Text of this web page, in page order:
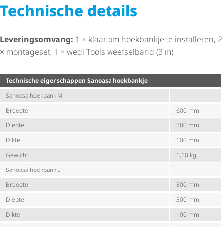
Technische details
Leve­rings­om­vang: 1 × klaar om hoekbankje te installeren, 2
× montageset, 1 × wedi Tools weefselband (3 m)
Technische eigenschappen Sanoasa hoekbankje
Sanoasa hoekbank M
Breedte
600 mm
Diepte
300 mm
Dikte
100 mm
Gewicht
1,10 kg
Sanoasa hoekbank L
Breedte
800 mm
Diepte
300 mm
Dikte
100 mm